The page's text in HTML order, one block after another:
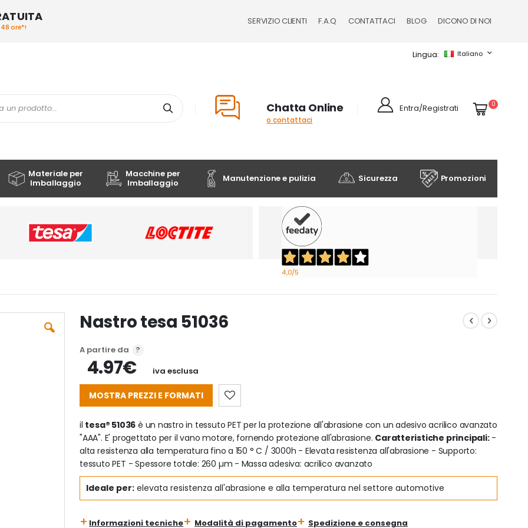
ore*!
SERVIZIO CLIENTI F.A.Q CONTATTACI BLOG DICONO DI NOI
LinguaItaliano
Chatta Online
o contattaci
Entra/Registrati Cart
0elementi
Materiale per
Imballaggio
Macchine per
Imballaggio
Manutenzione e pulizia Sicurezza Promozioni
4,0/5
Nastro tesa 51036
A partire da
4.97€ iva esclusa
MOSTRA PREZZI E FORMATI
il tesa® 51036 è un nastro in tessuto PET per la protezione all'abrasione con un adesivo acrilico avanzato
"AAA". E' progettato per il vano motore, fornendo protezione all'abrasione. Caratteristiche principali:-
alta resistenza alla temperatura fino a 150 ° C / 3000h - Elevata resistenza all'abrasione - Supporto:
tessuto PET - Spessore totale: 260 µm - Massa adesiva: acrilico avanzato
Ideale per: elevata resistenza all'abrasione e alla temperatura nel settore automotive
Informazioni tecniche Modalità di pagamento
Spedizione e consegna